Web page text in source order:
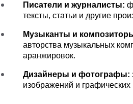
Писатели и журналисты:
тексты, статьи и другие
Музыканты и
авторства музыкальных
аранжировок.
Дизайнеры и фотографы:
изображений и графических